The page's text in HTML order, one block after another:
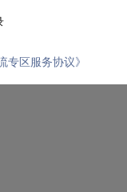
专区服务协议》